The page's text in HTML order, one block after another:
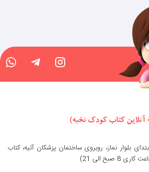
بلوار نماز، روبروی ساختمان پزشکان آتیه، کتاب
صبح الی 21)